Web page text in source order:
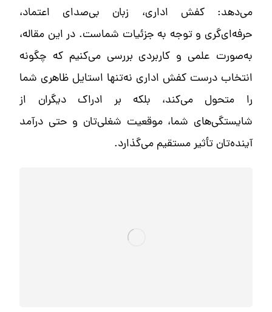
می‌دهد: کفش اداری، زبان بی‌صداي اعتماد،
حرفه‌ای‌گری و توجه به جزئیات شماست. در این مقاله،
به‌صورت علمی و کاربردی بررسی می‌کنیم که چگونه
انتخاب درست کفش اداری نه‌تنها استایل ظاهری شما
را متحول می‌کند، بلکه بر ادراک دیگران از
شایستگی‌های شما، موقعیت شغلی‌تان و حتی درآمد
آینده‌تان تأثیر مستقیم می‌گذارد.